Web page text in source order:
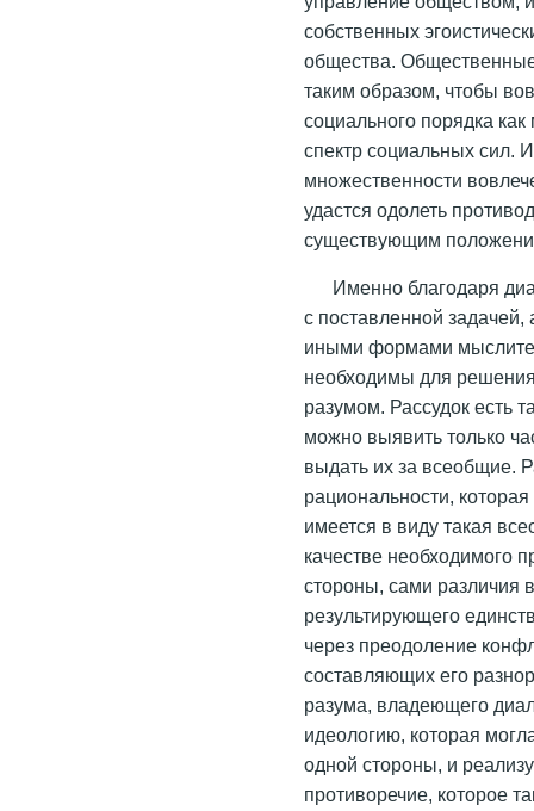
собственных
общества.
таким образом, чтобы
социального порядка
спектр социальных сил.
множественности
удастся одолеть
существующим
Именно благодаря
с поставленной
иными формами
необходимы для
разумом. Рассудок есть
можно выявить только
выдать их за всеобщие.
рациональности,
имеется в виду такая
качестве необходимого
стороны, сами различия
результирующего
через преодоление
составляющих его
разума, владеющего
идеологию, которая
одной стороны, и
противоречие, которое